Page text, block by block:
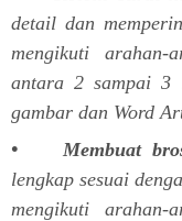
detail dan
mengikuti
antara 2 sampai 3
gambar dan Word
• Membuat
lengkap sesuai
mengikuti